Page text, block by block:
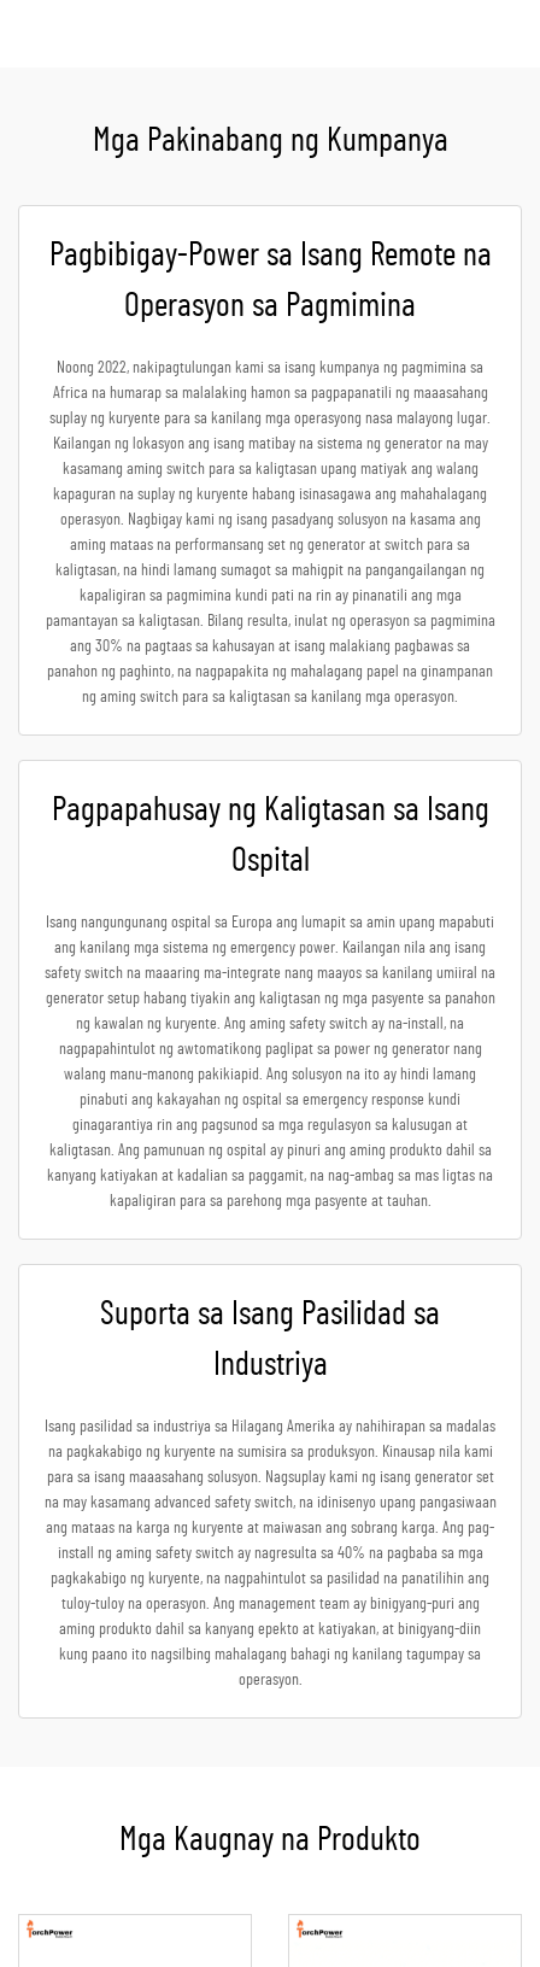
Mga Pakinabang ng Kumpanya
Pagbibigay-Power sa Isang Remote na
Operasyon sa Pagmimina
Noong 2022, nakipagtulungan kami sa isang kumpanya ng pagmimina sa
Africa na humarap sa malalaking hamon sa pagpapanatili ng maaasahang
suplay ng kuryente para sa kanilang mga operasyong nasa malayong lugar.
Kailangan ng lokasyon ang isang matibay na sistema ng generator na may
kasamang aming switch para sa kaligtasan upang matiyak ang walang
kapaguran na suplay ng kuryente habang isinasagawa ang mahahalagang
operasyon. Nagbigay kami ng isang pasadyang solusyon na kasama ang
aming mataas na performansang set ng generator at switch para sa
kaligtasan, na hindi lamang sumagot sa mahigpit na pangangailangan ng
kapaligiran sa pagmimina kundi pati na rin ay pinanatili ang mga
pamantayan sa kaligtasan. Bilang resulta, inulat ng operasyon sa pagmimina
ang 30% na pagtaas sa kahusayan at isang malakiang pagbawas sa
panahon ng paghinto, na nagpapakita ng mahalagang papel na ginampanan
ng aming switch para sa kaligtasan sa kanilang mga operasyon.
Pagpapahusay ng Kaligtasan sa Isang
Ospital
Isang nangungunang ospital sa Europa ang lumapit sa amin upang mapabuti
ang kanilang mga sistema ng emergency power. Kailangan nila ang isang
safety switch na maaaring ma-integrate nang maayos sa kanilang umiiral na
generator setup habang tiyakin ang kaligtasan ng mga pasyente sa panahon
ng kawalan ng kuryente. Ang aming safety switch ay na-install, na
nagpapahintulot ng awtomatikong paglipat sa power ng generator nang
walang manu-manong pakikiapid. Ang solusyon na ito ay hindi lamang
pinabuti ang kakayahan ng ospital sa emergency response kundi
ginagarantiya rin ang pagsunod sa mga regulasyon sa kalusugan at
kaligtasan. Ang pamunuan ng ospital ay pinuri ang aming produkto dahil sa
kanyang katiyakan at kadalian sa paggamit, na nag-ambag sa mas ligtas na
kapaligiran para sa parehong mga pasyente at tauhan.
Suporta sa Isang Pasilidad sa
Industriya
Isang pasilidad sa industriya sa Hilagang Amerika ay nahihirapan sa madalas
na pagkakabigo ng kuryente na sumisira sa produksyon. Kinausap nila kami
para sa isang maaasahang solusyon. Nagsuplay kami ng isang generator set
na may kasamang advanced safety switch, na idinisenyo upang pangasiwaan
ang mataas na karga ng kuryente at maiwasan ang sobrang karga. Ang pag-
install ng aming safety switch ay nagresulta sa 40% na pagbaba sa mga
pagkakabigo ng kuryente, na nagpahintulot sa pasilidad na panatilihin ang
tuloy-tuloy na operasyon. Ang management team ay binigyang-puri ang
aming produkto dahil sa kanyang epekto at katiyakan, at binigyang-diin
kung paano ito nagsilbing mahalagang bahagi ng kanilang tagumpay sa
operasyon.
Mga Kaugnay na Produkto